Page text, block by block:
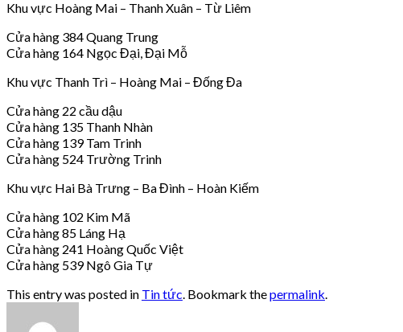
Khu vực Hoàng Mai – Thanh Xuân – Từ Liêm
Cửa hàng 384 Quang Trung
Cửa hàng 164 Ngọc Đại, Đại Mỗ
Khu vực Thanh Trì – Hoàng Mai – Đống Đa
Cửa hàng 22 cầu dậu
Cửa hàng 135 Thanh Nhàn
Cửa hàng 139 Tam Trinh
Cửa hàng 524 Trường Trinh
Khu vực Hai Bà Trưng – Ba Đình – Hoàn Kiếm
Cửa hàng 102 Kim Mã
Cửa hàng 85 Láng Hạ
Cửa hàng 241 Hoàng Quốc Việt
Cửa hàng 539 Ngô Gia Tự
This entry was posted in Tin tức . Bookmark thepermalink